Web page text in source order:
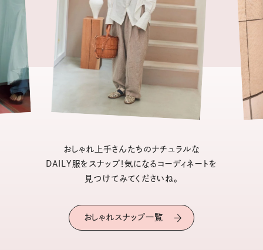
おしゃれ上手さんたちのナチュラルな
DAILY服をスナップ！気になるコーディネートを
見つけてみてくださいね。
おしゃれスナップ一覧